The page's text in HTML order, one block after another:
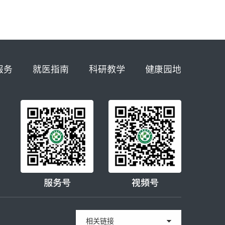
务 就医指南 科研教学 健康园地
服务号 视频号
相关链接